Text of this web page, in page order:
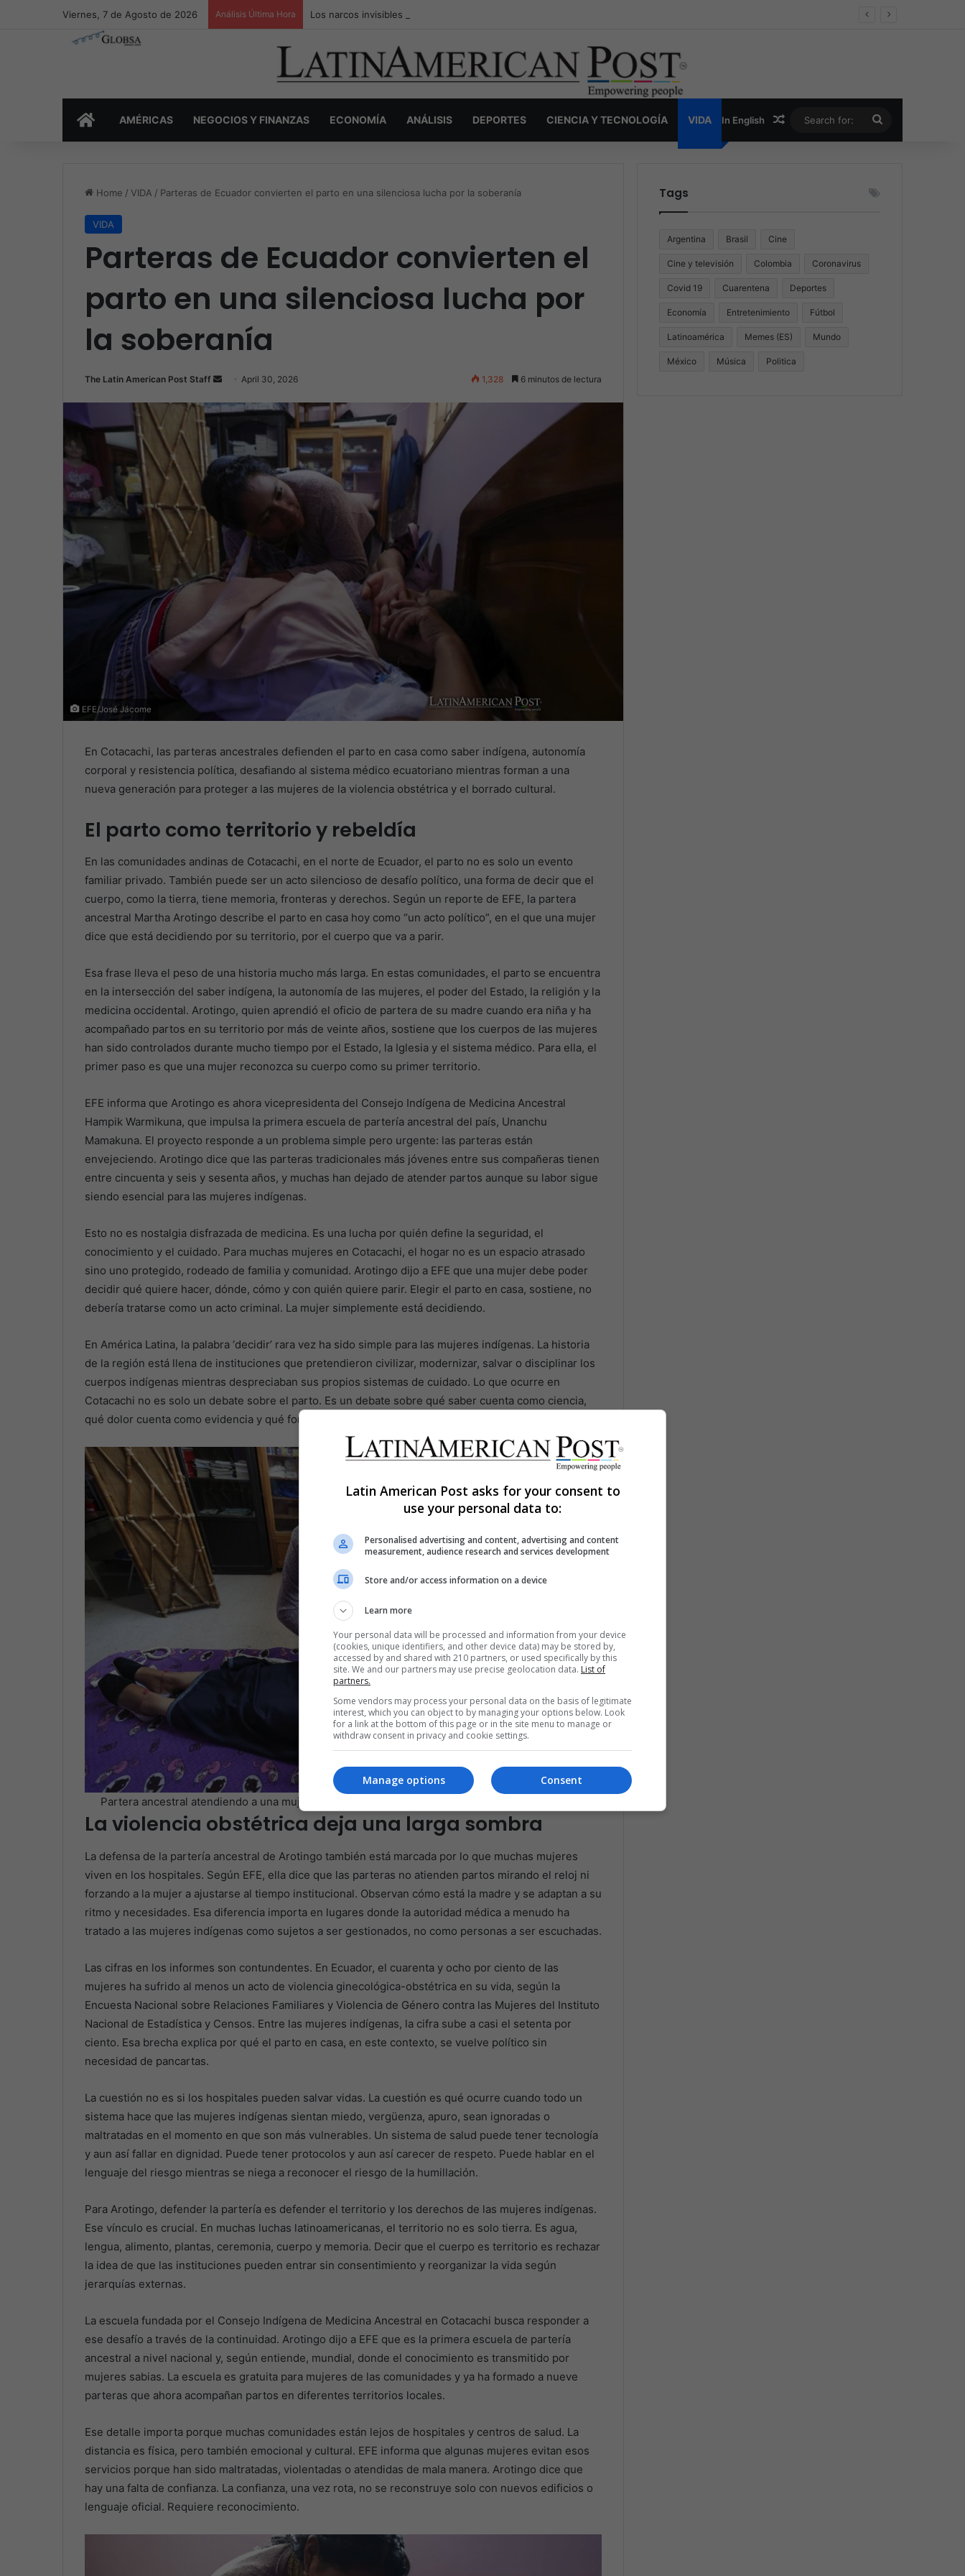
Viernes, 7 de Agosto de 2026 Análisis Última Hora Los narcos invisibles de Colombia: la guerra secreta por la verdad, el poder y la nueva economía de la droga
INICIOAMÉRICAS NEGOCIOS Y FINANZAS ECONOMÍA ANÁLISIS DEPORTES CIENCIA Y TECNOLOGÍA VIDA In English Random Article
for:
Home / VIDA / Parteras de Ecuador convierten el parto en una silenciosa lucha por la soberanía
VIDA
Parteras de Ecuador convierten el
parto en una silenciosa lucha por
la soberanía
The Latin American Post Staff
Send
email
April 30, 2026 1,328 6 minutos de lectura
EFE/José Jácome
En Cotacachi, las parteras ancestrales defienden el parto en casa como saber indígena, autonomía
corporal y resistencia política, desafiando al sistema médico ecuatoriano mientras forman a una
nueva generación para proteger a las mujeres de la violencia obstétrica y el borrado cultural.
El parto como territorio y rebeldía
En las comunidades andinas de Cotacachi, en el norte de Ecuador, el parto no es solo un evento
familiar privado. También puede ser un acto silencioso de desafío político, una forma de decir que el
cuerpo, como la tierra, tiene memoria, fronteras y derechos. Según un reporte de EFE, la partera
ancestral Martha Arotingo describe el parto en casa hoy como “un acto político”, en el que una mujer
dice que está decidiendo por su territorio, por el cuerpo que va a parir.
Esa frase lleva el peso de una historia mucho más larga. En estas comunidades, el parto se encuentra
en la intersección del saber indígena, la autonomía de las mujeres, el poder del Estado, la religión y la
medicina occidental. Arotingo, quien aprendió el oficio de partera de su madre cuando era niña y ha
acompañado partos en su territorio por más de veinte años, sostiene que los cuerpos de las mujeres
han sido controlados durante mucho tiempo por el Estado, la Iglesia y el sistema médico. Para ella, el
primer paso es que una mujer reconozca su cuerpo como su primer territorio.
EFE informa que Arotingo es ahora vicepresidenta del Consejo Indígena de Medicina Ancestral
Hampik Warmikuna, que impulsa la primera escuela de partería ancestral del país, Unanchu
Mamakuna. El proyecto responde a un problema simple pero urgente: las parteras están
envejeciendo. Arotingo dice que las parteras tradicionales más jóvenes entre sus compañeras tienen
entre cincuenta y seis y sesenta años, y muchas han dejado de atender partos aunque su labor sigue
siendo esencial para las mujeres indígenas.
Esto no es nostalgia disfrazada de medicina. Es una lucha por quién define la seguridad, el
conocimiento y el cuidado. Para muchas mujeres en Cotacachi, el hogar no es un espacio atrasado
sino uno protegido, rodeado de familia y comunidad. Arotingo dijo a EFE que una mujer debe poder
decidir qué quiere hacer, dónde, cómo y con quién quiere parir. Elegir el parto en casa, sostiene, no
debería tratarse como un acto criminal. La mujer simplemente está decidiendo.
En América Latina, la palabra ‘decidir’ rara vez ha sido simple para las mujeres indígenas. La historia
de la región está llena de instituciones que pretendieron civilizar, modernizar, salvar o disciplinar los
cuerpos indígenas mientras despreciaban sus propios sistemas de cuidado. Lo que ocurre en
Cotacachi no es solo un debate sobre el parto. Es un debate sobre qué saber cuenta como ciencia,
qué dolor cuenta como evidencia y qué forma de vida se permite sobrevivir.
Partera ancestral atendiendo a una mujer embarazada en Cotacachi, Ecuador. EFE/José Jácome
La violencia obstétrica deja una larga sombra
La defensa de la partería ancestral de Arotingo también está marcada por lo que muchas mujeres
viven en los hospitales. Según EFE, ella dice que las parteras no atienden partos mirando el reloj ni
forzando a la mujer a ajustarse al tiempo institucional. Observan cómo está la madre y se adaptan a su
ritmo y necesidades. Esa diferencia importa en lugares donde la autoridad médica a menudo ha
tratado a las mujeres indígenas como sujetos a ser gestionados, no como personas a ser escuchadas.
Las cifras en los informes son contundentes. En Ecuador, el cuarenta y ocho por ciento de las
mujeres ha sufrido al menos un acto de violencia ginecológica-obstétrica en su vida, según la
Encuesta Nacional sobre Relaciones Familiares y Violencia de Género contra las Mujeres del Instituto
Nacional de Estadística y Censos. Entre las mujeres indígenas, la cifra sube a casi el setenta por
ciento. Esa brecha explica por qué el parto en casa, en este contexto, se vuelve político sin
necesidad de pancartas.
La cuestión no es si los hospitales pueden salvar vidas. La cuestión es qué ocurre cuando todo un
sistema hace que las mujeres indígenas sientan miedo, vergüenza, apuro, sean ignoradas o
maltratadas en el momento en que son más vulnerables. Un sistema de salud puede tener tecnología
y aun así fallar en dignidad. Puede tener protocolos y aun así carecer de respeto. Puede hablar en el
lenguaje del riesgo mientras se niega a reconocer el riesgo de la humillación.
Para Arotingo, defender la partería es defender el territorio y los derechos de las mujeres indígenas.
Ese vínculo es crucial. En muchas luchas latinoamericanas, el territorio no es solo tierra. Es agua,
lengua, alimento, plantas, ceremonia, cuerpo y memoria. Decir que el cuerpo es territorio es rechazar
la idea de que las instituciones pueden entrar sin consentimiento y reorganizar la vida según
jerarquías externas.
La escuela fundada por el Consejo Indígena de Medicina Ancestral en Cotacachi busca responder a
ese desafío a través de la continuidad. Arotingo dijo a EFE que es la primera escuela de partería
ancestral a nivel nacional y, según entiende, mundial, donde el conocimiento es transmitido por
mujeres sabias. La escuela es gratuita para mujeres de las comunidades y ya ha formado a nueve
parteras que ahora acompañan partos en diferentes territorios locales.
Ese detalle importa porque muchas comunidades están lejos de hospitales y centros de salud. La
distancia es física, pero también emocional y cultural. EFE informa que algunas mujeres evitan esos
servicios porque han sido maltratadas, violentadas o atendidas de mala manera. Arotingo dice que
hay una falta de confianza. La confianza, una vez rota, no se reconstruye solo con nuevos edificios o
lenguaje oficial. Requiere reconocimiento.
Tags
Argentina Brasil Cine
Cine y televisión Colombia Coronavirus
Covid 19 Cuarentena Deportes
Economía Entretenimiento Fútbol
Latinoamérica Memes (ES) Mundo
México Música Politica
Latin American Post asks for your consent to
use your personal data to:
Personalised advertising and content, advertising and content
measurement, audience research and services development
Store and/or access information on a device
Learn more
Your personal data will be processed and information from your device
(cookies, unique identifiers, and other device data) may be stored by,
accessed by and shared with 210 partners, or used specifically by this
site. We and our partners may use precise geolocation data. List of
partners.
Some vendors may process your personal data on the basis of legitimate
interest, which you can object to by managing your options below. Look
for a link at the bottom of this page or in the site menu to manage or
withdraw consent in privacy and cookie settings.
Consent
Manage options